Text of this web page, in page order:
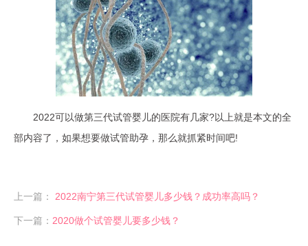
2022可以做第三代试管婴儿的医院有几家?以上就是本文的全
部内容了，如果想要做试管助孕，那么就抓紧时间吧!
上一篇： 2022南宁第三代试管婴儿多少钱？成功率高吗？
下一篇： 2020做个试管婴儿要多少钱？